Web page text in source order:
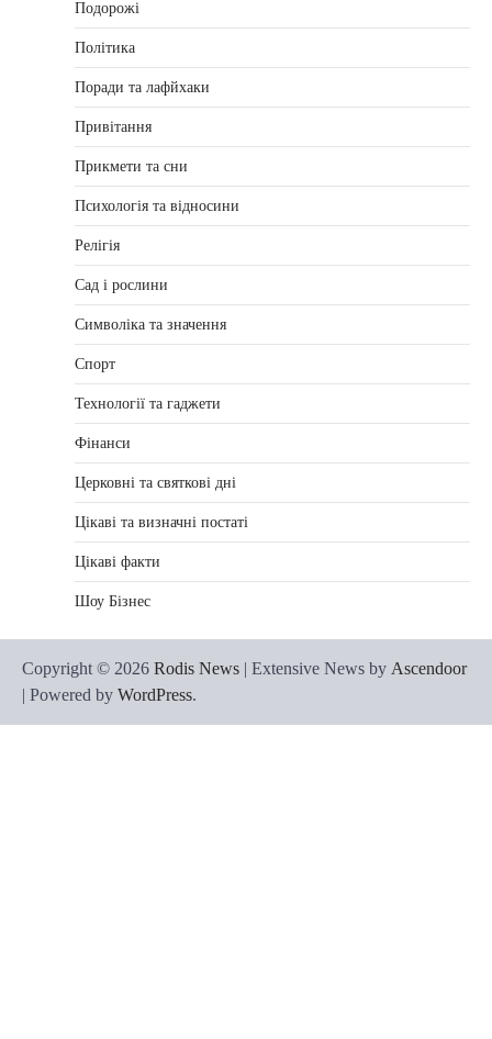
Подорожі
Політика
Поради та лафйхаки
Привітання
Прикмети та сни
Психологія та відносини
Релігія
Сад і рослини
Символіка та значення
Спорт
Технології та гаджети
Фінанси
Церковні та святкові дні
Цікаві та визначні постаті
Цікаві факти
Шоу Бізнес
Copyright © 2026 Rodis News | Extensive News by Ascendoor
| Powered by WordPress.